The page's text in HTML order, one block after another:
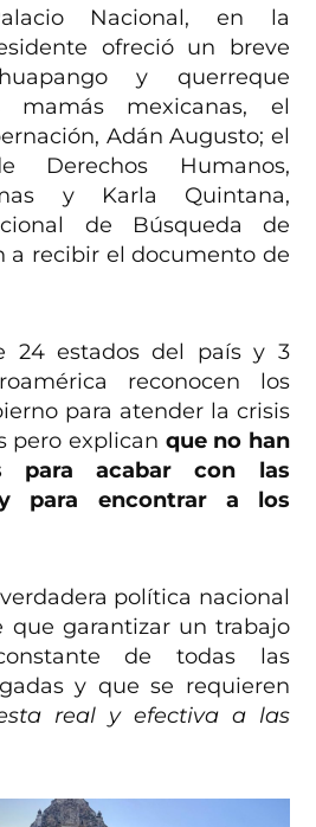
Nacional, en la
ofreció un breve
y querreque
mexicanas, el
Adán Augusto; el
Derechos Humanos,
y Karla Quintana,
de Búsqueda de
a recibir el documento de
24 estados del país y 3
reconocen los
para atender la crisis
pero explican que no han
para acabar con las
y para encontrar a los
política nacional
que garantizar un trabajo
de todas las
y que se requieren
real y efectiva a las